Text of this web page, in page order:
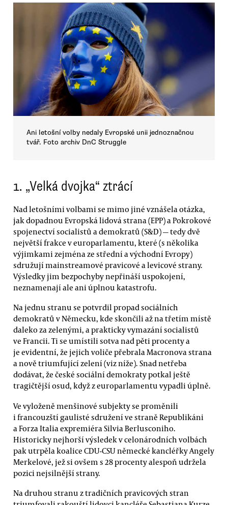
Ani letošní volby nedaly Evropské unii jednoznačnou
tvář. Foto archiv DnC Struggle
1. „Velká dvojka“ ztrácí
Nad letošními volbami se mimo jiné vznášela otázka,
jak dopadnou Evropská lidová strana (EPP) a Pokrokové
spojenectví socialistů a demokratů (S&D) — tedy dvě
největší frakce v europarlamentu, které (s několika
výjimkami zejména ze střední a východní Evropy)
sdružují mainstreamové pravicové a levicové strany.
Výsledky jim bezpochyby nepřináší uspokojení,
neznamenají ale ani úplnou katastrofu.
Na jednu stranu se potvrdil propad sociálních
demokratů v Německu, kde skončili až na třetím místě
daleko za zelenými, a prakticky vymazání socialistů
ve Francii. Ti se umístili sotva nad pěti procenty a
je evidentní, že jejich voliče přebrala Macronova strana
a nově triumfující zelení (viz níže). Snad netřeba
dodávat, že české sociální demokraty potkal ještě
tragičtější osud, když z europarlamentu vypadli úplně.
Ve vyloženě menšinové subjekty se proměnili
i francouzští gaulisté sdružení ve straně Republikáni
a Forza Italia expremiéra Silvia Berlusconiho.
Historicky nejhorší výsledek v celonárodních volbách
pak utrpěla koalice CDU-CSU německé kancléřky Angely
Merkelové, jež si ovšem s 28 procenty alespoň udržela
pozici nejsilnější strany.
Na druhou stranu z tradičních pravicových stran